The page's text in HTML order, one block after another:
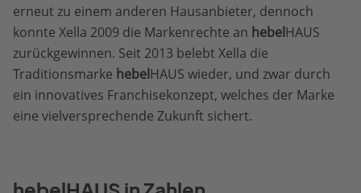
erneut zu einem anderen Hausanbieter, dennoch
konnte Xella 2009 die Markenrechte an hebelHAUS
zurückgewinnen. Seit 2013 belebt Xella die
Traditionsmarke hebelHAUS wieder, und zwar durch
ein innovatives Franchisekonzept, welches der Marke
eine vielversprechende Zukunft sichert.